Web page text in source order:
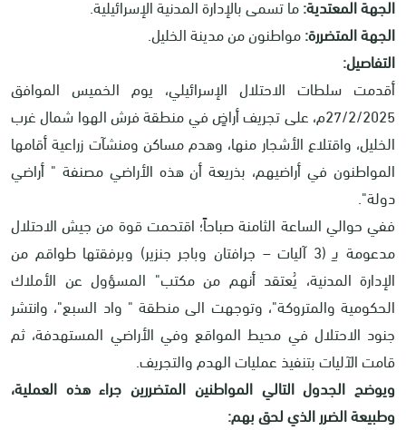
الجهة المعتدية:ما تسمى بالإدارة المدنية الإسرائيلية.
الجهة المتضررة:مواطنون من مدينة الخليل.
التفاصيل:
أقدمت سلطات الاحتلال الإسرائيلي، يوم الخميس الموافق
27/2/2025م، على تجريف أراضٍ في منطقة فرش الهوا شمال غرب
الخليل، واقتلاع الأشجار منها، وهدم مساكن ومنشآت زراعية أقامها
المواطنون في أراضيهم، بذريعة أن هذه الأراضي مصنفة " أراضي
دولة".
ففي حوالي الساعة الثامنة صباحاً؛ اقتحمت قوة من جيش الاحتلال
مدعومة بـِ (3 آليات – جرافتان وباجر جنزير) وبرفقتها طواقم من
الإدارة المدنية، يُعتقد أنهم من مكتب" المسؤول عن الأملاك
الحكومية والمتروكة"، وتوجهت الى منطقة " واد السبع"، وانتشر
جنود الاحتلال في محيط المواقع وفي الأراضي المستهدفة، ثم
قامت الآليات بتنفيذ عمليات الهدم والتجريف.
ويوضح الجدول التالي المواطنين المتضررين جراء هذه العملية،
وطبيعة الضرر الذي لحق بهم: